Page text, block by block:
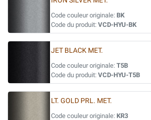
Code couleur originale: BK
Code du produit: VCD-HYU-BK
JET BLACK MET.
Code couleur originale: T5B
Code du produit: VCD-HYU-T5B
LT. GOLD PRL. MET.
Code couleur originale: KR3